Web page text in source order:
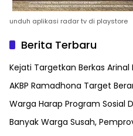
unduh aplikasi radar tv di playstore
Berita Terbaru
Kejati Targetkan Berkas
AKBP Ramadhona Target
Warga Harap Program Sosial
Banyak Warga Susah,